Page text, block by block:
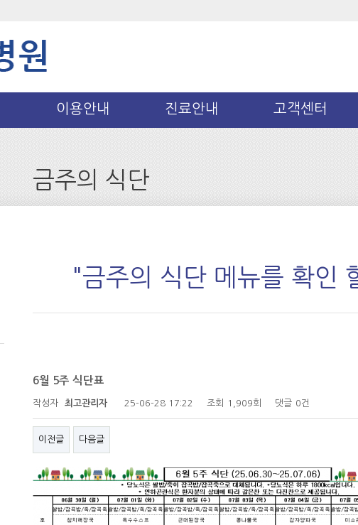
이용안내 진료안내 고객센터
금주의 식단
"금주의 식단 메뉴를 확인
6월 5주 식단표
작성자 최고관리자 25-06-28 17:22 조회 1,909회 댓글 0건
이전글 다음글